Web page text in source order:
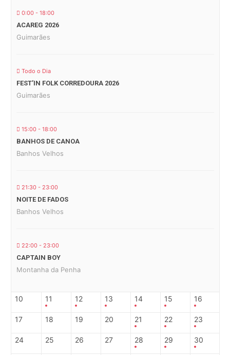
0:00 - 18:00
ACAREG 2026
Guimarães
Todo o Dia
FEST’IN FOLK CORREDOURA 2026
Guimarães
15:00 - 18:00
BANHOS DE CANOA
Banhos Velhos
21:30 - 23:00
NOITE DE FADOS
Banhos Velhos
22:00 - 23:00
CAPTAIN BOY
Montanha da Penha
10 11 12 13 14 15 16
17 18 19 20 21 22 23
24 25 26 27 28 29 30